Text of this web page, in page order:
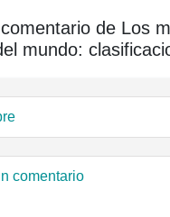
de Los
mundo: